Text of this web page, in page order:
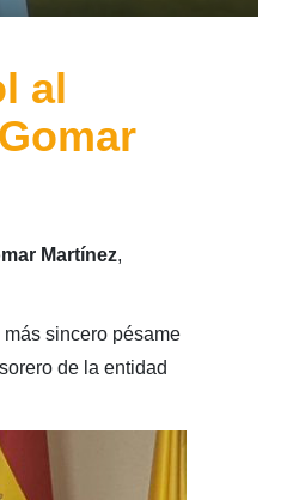
al
Martínez,
sincero pésame
de la entidad